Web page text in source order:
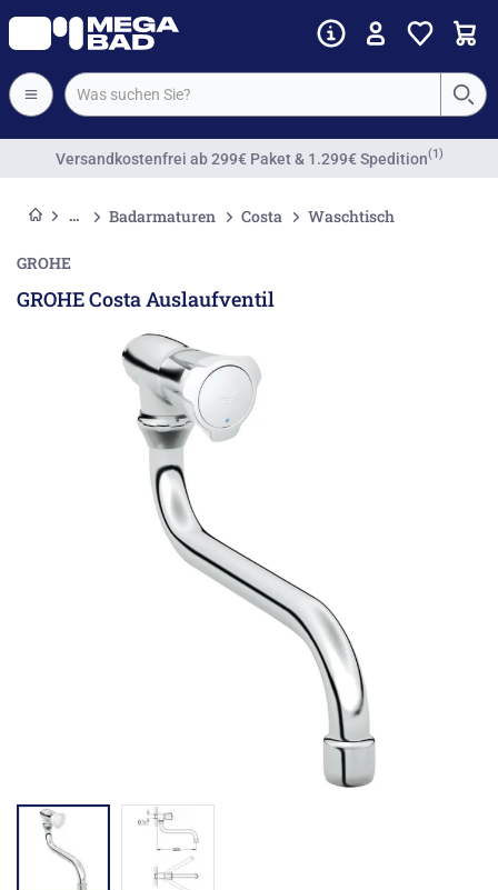
Versandkostenfrei ab 299€ Paket & 1.299€ Spedition(1)
Badarmaturen Costa Waschtisch
GROHE
GROHE Costa Auslaufventil